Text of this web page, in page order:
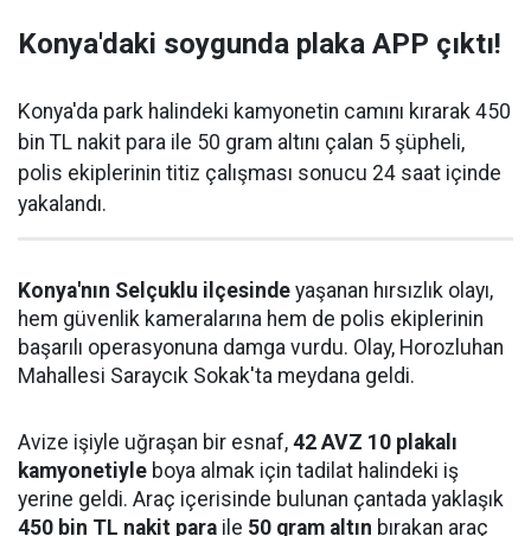
Konya'daki soygunda plaka APP çıktı!
Konya'da park halindeki kamyonetin camını kırarak 450
bin TL nakit para ile 50 gram altını çalan 5 şüpheli,
polis ekiplerinin titiz çalışması sonucu 24 saat içinde
yakalandı.
Konya'nın Selçuklu ilçesinde yaşanan hırsızlık olayı,
hem güvenlik kameralarına hem de polis ekiplerinin
başarılı operasyonuna damga vurdu. Olay, Horozluhan
Mahallesi Saraycık Sokak'ta meydana geldi.
Avize işiyle uğraşan bir esnaf, 42 AVZ 10 plakalı
kamyonetiyle boya almak için tadilat halindeki iş
yerine geldi. Araç içerisinde bulunan çantada yaklaşık
450 bin TL nakit para ile 50 gram altın bırakan araç